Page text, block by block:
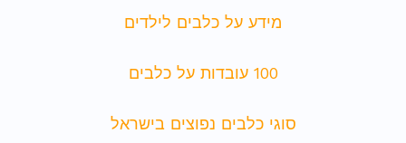
מידע על כלבים לילדים
100 עובדות על כלבים
סוגי כלבים נפוצים בישראל